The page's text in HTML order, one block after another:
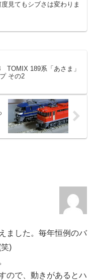
見てもシブさは変わりま
TOMIX 189系「あさま」
その2
ました。毎年恒例のバ
)
ので、動きがあるとハ